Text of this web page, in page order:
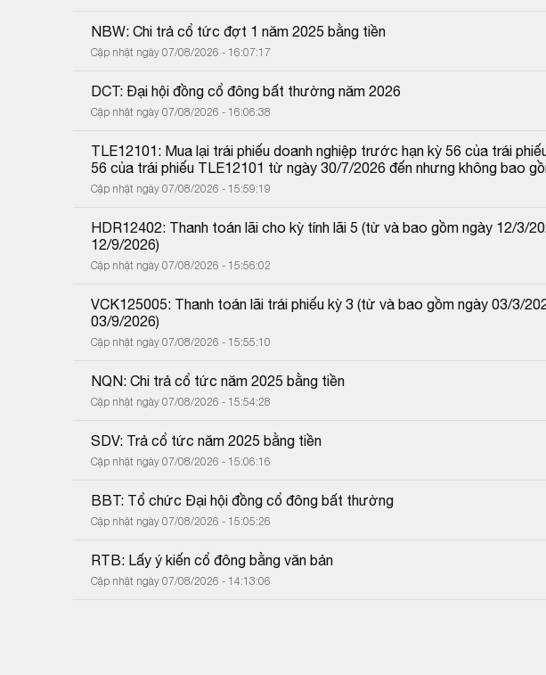
NBW: Chi trả cổ tức đợt 1 năm 2025 bằng tiền
Cập nhật ngày 07/08/2026 - 16:07:17
DCT: Đại hội đồng cổ đông bất thường năm 2026
Cập nhật ngày 07/08/2026 - 16:06:38
TLE12101: Mua lại trái phiếu doanh nghiệp trước hạn kỳ 56 của trái
56 của trái phiếu TLE12101 từ ngày 30/7/2026 đến nhưng không bao
Cập nhật ngày 07/08/2026 - 15:59:19
HDR12402: Thanh toán lãi cho kỳ tính lãi 5 (từ và bao gồm ngày 12/3/
12/9/2026)
Cập nhật ngày 07/08/2026 - 15:56:02
VCK125005: Thanh toán lãi trái phiếu kỳ 3 (từ và bao gồm ngày 03/3/
03/9/2026)
Cập nhật ngày 07/08/2026 - 15:55:10
NQN: Chi trả cổ tức năm 2025 bằng tiền
Cập nhật ngày 07/08/2026 - 15:54:28
SDV: Trả cổ tức năm 2025 bằng tiền
Cập nhật ngày 07/08/2026 - 15:06:16
BBT: Tổ chức Đại hội đồng cổ đông bất thường
Cập nhật ngày 07/08/2026 - 15:05:26
RTB: Lấy ý kiến cổ đông bằng văn bản
Cập nhật ngày 07/08/2026 - 14:13:06